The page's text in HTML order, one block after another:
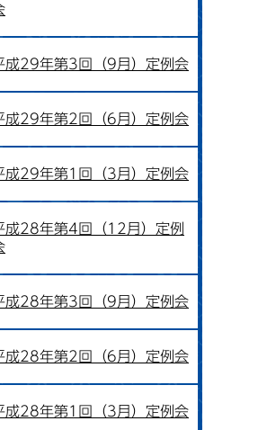
成29年第3回（9月）定例会
成29年第2回（6月）定例会
成29年第1回（3月）定例会
成28年第4回（12月）定例
成28年第3回（9月）定例会
成28年第2回（6月）定例会
成28年第1回（3月）定例会